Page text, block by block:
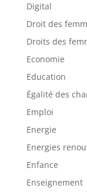
Digital
Droit des
Droits des
Economie
Education
Égalité des
Emploi
Energie
Energies
Enfance
Enseignement